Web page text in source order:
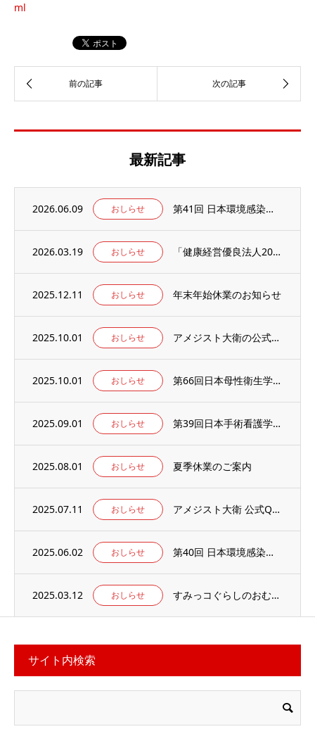
ml
最新記事
2026.06.09 おしらせ 第41回 日本環境感染学会総会・学術集会の併設展示ブースに出展いたします。
2026.03.19 おしらせ 「健康経営優良法人2026」の認定を取得しました。
2025.12.11 おしらせ 年末年始休業のお知らせ
2025.10.01 おしらせ アメジスト大衛の公式WEBサイト【アメジストAmazonブランドサイト】がオープン！
2025.10.01 おしらせ 第66回日本母性衛生学会学術集会の併設出展ブースに出展のお知らせ
2025.09.01 おしらせ 第39回日本手術看護学会年次大会の併設出展ブースに出展のお知らせ
2025.08.01 おしらせ 夏季休業のご案内
2025.07.11 おしらせ アメジスト大衛 公式Qoo10店 がオープンしました
2025.06.02 おしらせ 第40回 日本環境感染学会総会・学術集会の併設展示ブースに出展いたします。
2025.03.12 おしらせ すみっコぐらしのおむつ替えマット 当社楽天ECサイトでお取り扱い中
サイト内検索